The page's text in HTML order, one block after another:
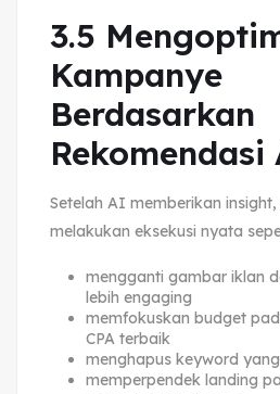
3.5
Kampanye
Berdasarkan
Rekomendasi
Setelah AI memberikan
melakukan eksekusi nyata
mengganti gambar iklan
lebih engaging
memfokuskan budget
CPA terbaik
menghapus keyword
memperpendek landing